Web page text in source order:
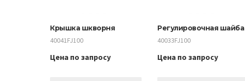
Крышка шкворня
40041FJ100
Цена по запросу
Регулировочная шайба
40033FJ100
Цена по запросу